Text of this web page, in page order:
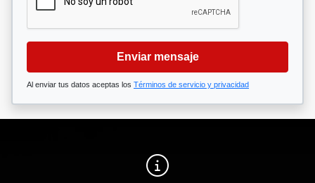
Enviar mensaje
Al enviar tus datos aceptas los Términos de servicio y privacidad